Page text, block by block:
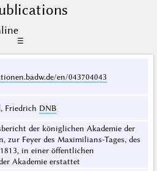
☰
en/043704043
, Friedrich DNB
der königlichen Akademie der
zur Feyer des Maximilians-Tages, des
in einer öffentlichen
Akademie erstattet